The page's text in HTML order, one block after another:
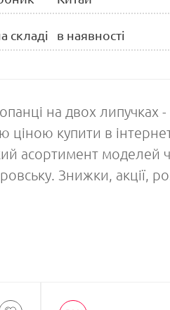
складі в наявності
на двох липучках
купити в
асортимент моделей
Знижки, акції,